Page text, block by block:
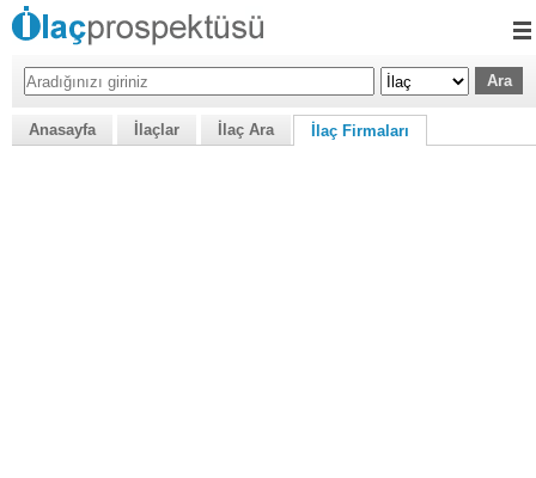
Anasayfa İlaçlar İlaç Ara İlaç Firmaları